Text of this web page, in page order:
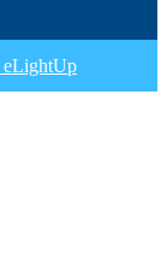
eLightUp